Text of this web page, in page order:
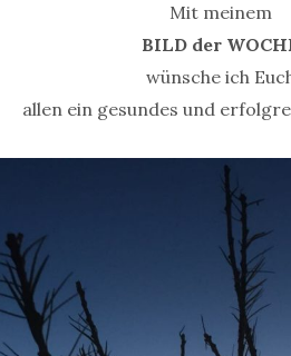
Mit meinem
BILD der
wünsche ich
allen ein gesundes und